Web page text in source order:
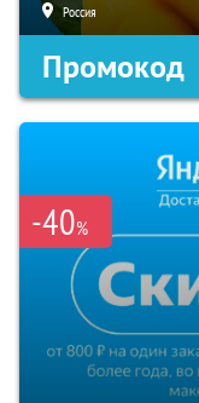
Россия
Промокод
-40%